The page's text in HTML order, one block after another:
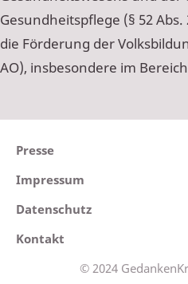
Gesundheitspflege (§ 52 Abs.
die Förderung der
AO), insbesondere im
Presse
Impressum
Datenschutz
Kontakt
© 2024